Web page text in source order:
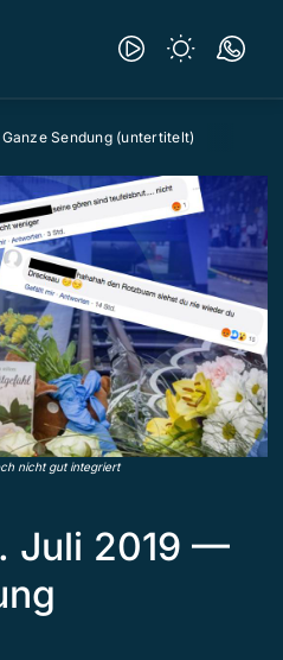
Sendung (untertitelt)
nicht gut integriert
Juli 2019 —